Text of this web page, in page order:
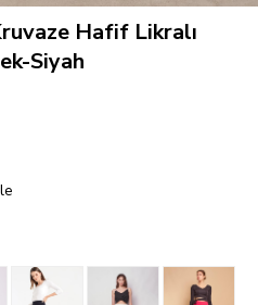
Hafif Likralı
Siyah